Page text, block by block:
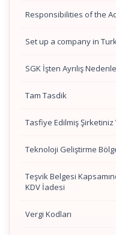
Responsibilities of the
Set up a company in
SGK İşten Ayrılış
Tam Tasdik
Tasfiye Edilmiş Şirketiniz
Teknoloji Geliştirme
Teşvik Belgesi
KDV İadesi
Vergi Kodları